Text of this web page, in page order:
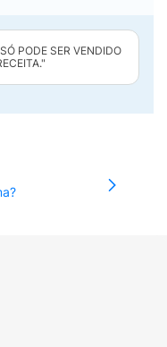
PODE SER VENDIDO